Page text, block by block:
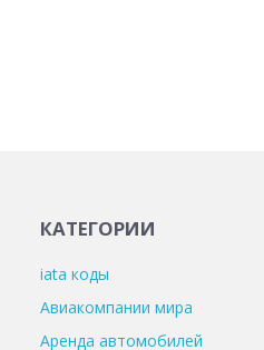
КАТЕГОРИИ
iata коды
Авиакомпании мира
Аренда автомобилей